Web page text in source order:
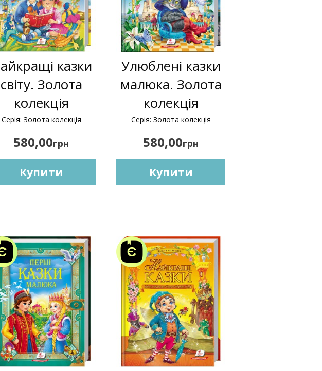
казки
світу. Золота
колекція
Серія: Золота колекція
580,00грн
Купити
Улюблені казки
малюка. Золота
колекція
Серія: Золота колекція
580,00грн
Купити